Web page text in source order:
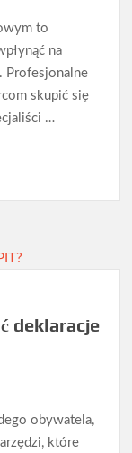
to
na
Profesjonalne
skupić się
…
deklaracje
obywatela,
które